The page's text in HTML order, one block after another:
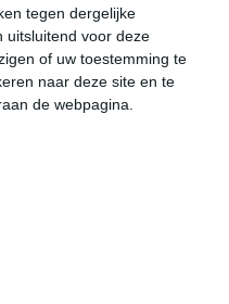
tegen dergelijke
uitsluitend voor deze
of uw toestemming te
naar deze site en te
de webpagina.
15:00 18:00